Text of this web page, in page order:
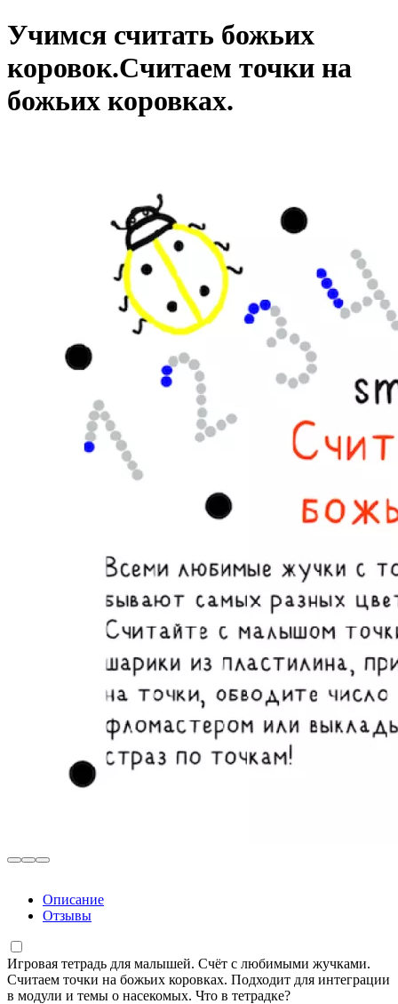
Учимся считать божьих
коровок.Считаем точки на
божьих коровках.
Описание
Отзывы
Игровая тетрадь для малышей. Счёт с любимыми жучками.
Считаем точки на божьих коровках. Подходит для интеграции
в модули и темы о насекомых. Что в тетрадке?